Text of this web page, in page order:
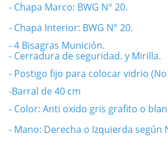
- Chapa Marco: BWG N° 20.
- Chapa Interior: BWG N° 20.
- 4 Bisagras Munición.
- Cerradura de seguridad. y Mirilla.
- Postigo fijo para colocar vidrio
-Barral de 40 cm
- Color: Anti oxido gris grafito o
- Mano: Derecha o Izquierda según